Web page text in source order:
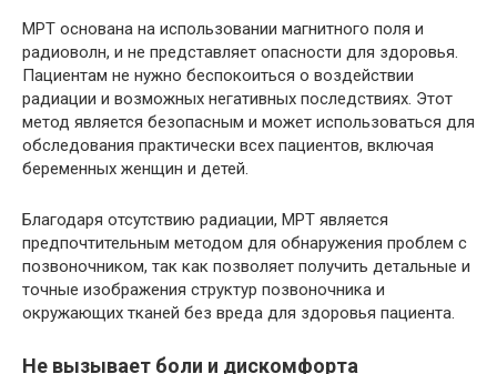
МРТ основана на использовании магнитного поля и
радиоволн, и не представляет опасности для здоровья.
Пациентам не нужно беспокоиться о воздействии
радиации и возможных негативных последствиях. Этот
метод является безопасным и может использоваться для
обследования практически всех пациентов, включая
беременных женщин и детей.
Благодаря отсутствию радиации, МРТ является
предпочтительным методом для обнаружения проблем с
позвоночником, так как позволяет получить детальные и
точные изображения структур позвоночника и
окружающих тканей без вреда для здоровья пациента.
Не вызывает боли и дискомфорта